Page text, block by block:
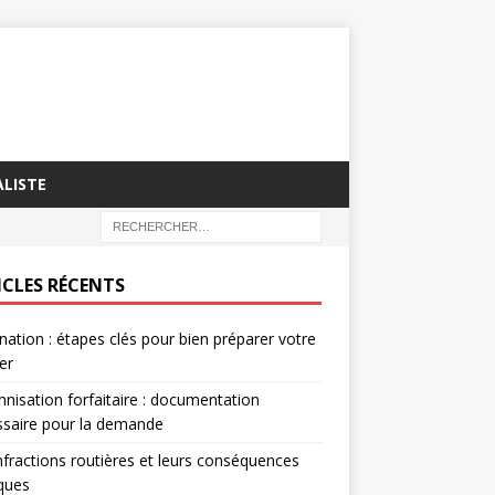
RÉCENTS
: étapes clés pour bien préparer votre
forfaitaire : documentation
pour la demande
routières et leurs conséquences